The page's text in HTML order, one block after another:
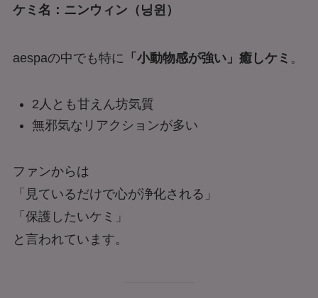
ケミ名：ニンウィン（ 닝윈）
aespaの中でも特に 「小動物感が強い」癒しケミ 。
2人とも甘えん坊気質
無邪気なリアクションが多い
ファンからは
「見ているだけで心が浄化される」
「保護したいケミ」
と言われています。